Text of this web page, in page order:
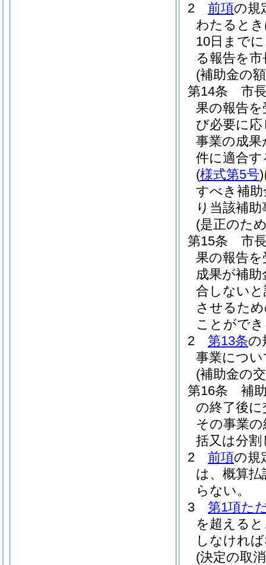
2
前項の規
わたると
10日まで
る報告を
(補助金の
第14条
市
果の報告
び必要に
事業の成
件に適合
(様式第5号)
すべき補
り当該補
(是正のた
第15条
市
果の報告
成果が補
合しない
させるた
ことがで
2
第13条の
事業につ
(補助金の
第16条
補
の終了後
その事業
括又は分
2
前項の規
は、概算払
らない。
3
第1項た
を超える
しなけれ
(決定の取